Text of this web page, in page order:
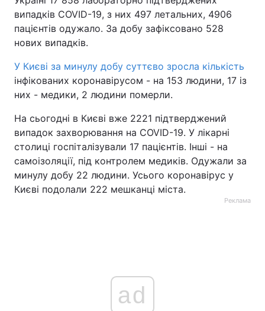
випадків COVID-19, з них 497 летальних, 4906
пацієнтів одужало. За добу зафіксовано 528
нових випадків.
У Києві за минулу добу суттєво зросла кількість
інфікованих коронавірусом - на 153 людини, 17 із
них - медики, 2 людини померли.
На сьогодні в Києві вже 2221 підтверджений
випадок захворювання на COVID-19. У лікарні
столиці госпіталізували 17 пацієнтів. Інші - на
самоізоляції, під контролем медиків. Одужали за
минулу добу 22 людини. Усього коронавірус у
Києві подолали 222 мешканці міста.
Реклама
ad